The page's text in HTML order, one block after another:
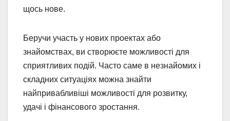
щось нове.
Беручи участь у нових проектах або
знайомствах, ви створюєте можливості для
сприятливих подій. Часто саме в незнайомих і
складних ситуаціях можна знайти
найпривабливіші можливості для розвитку,
удачі і фінансового зростання.